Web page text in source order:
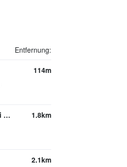
Entfernung:
114m
HOFER Thannhausen bei Weiz 1.8km
2.1km